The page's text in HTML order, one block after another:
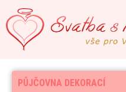
PŮJČOVNA DEKORACÍ